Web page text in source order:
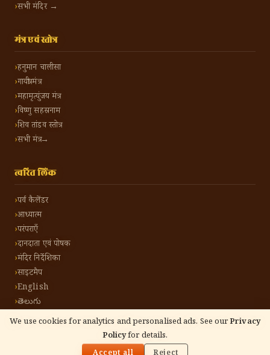
We use cookies for analytics and personalised ads. See ourPrivacy
Policyfor details.
सभी मंदिर →
मंत्र एवं स्तोत्र
हनुमान चालीसा
गायत्री मंत्र
महामृत्युंजय मंत्र
विष्णु सहस्रनाम
शिव तांडव स्तोत्र
सभी मंत्र →
त्वरित लिंक
पर्व कैलेंडर
आध्यात्म
परंपराएँ
दानदाता एवं पोषक
मंदिर निर्देशिका
साइटमैप
English
తెలుగు
हिंदू टोन हिंदी। सर्वाधिकार सुरक्षित। गोपनीयता नीति